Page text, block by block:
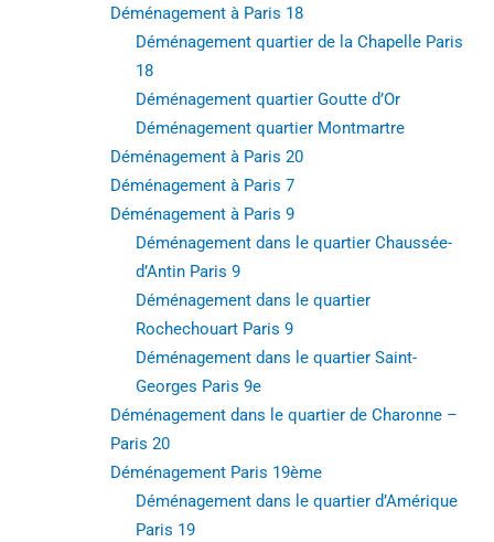
Déménagement à Paris 18
Déménagement quartier de la Chapelle Paris
18
Déménagement quartier Goutte d’Or
Déménagement quartier Montmartre
Déménagement à Paris 20
Déménagement à Paris 7
Déménagement à Paris 9
Déménagement dans le quartier Chaussée-
d’Antin Paris 9
Déménagement dans le quartier
Rochechouart Paris 9
Déménagement dans le quartier Saint-
Georges Paris 9e
Déménagement dans le quartier de Charonne –
Paris 20
Déménagement Paris 19ème
Déménagement dans le quartier d’Amérique
Paris 19